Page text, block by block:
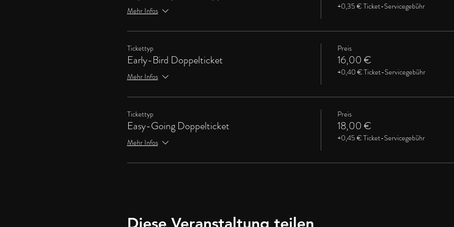
Mehr Infos +0,35 € Ticket-Servicegebühr
Tickettyp
Early-Bird Doppelticket
Mehr Infos
Preis
16,00 €
+0,40 € Ticket-Servicegebühr
Tickettyp
Easy-Going Doppelticket
Mehr Infos
Preis
18,00 €
+0,45 € Ticket-Servicegebühr
Diese Veranstaltung teilen